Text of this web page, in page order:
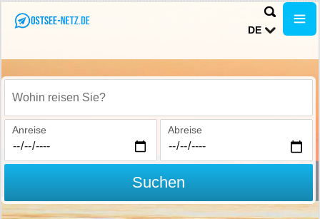
DE
Wohin reisen Sie?
Anreise Abreise
Suchen